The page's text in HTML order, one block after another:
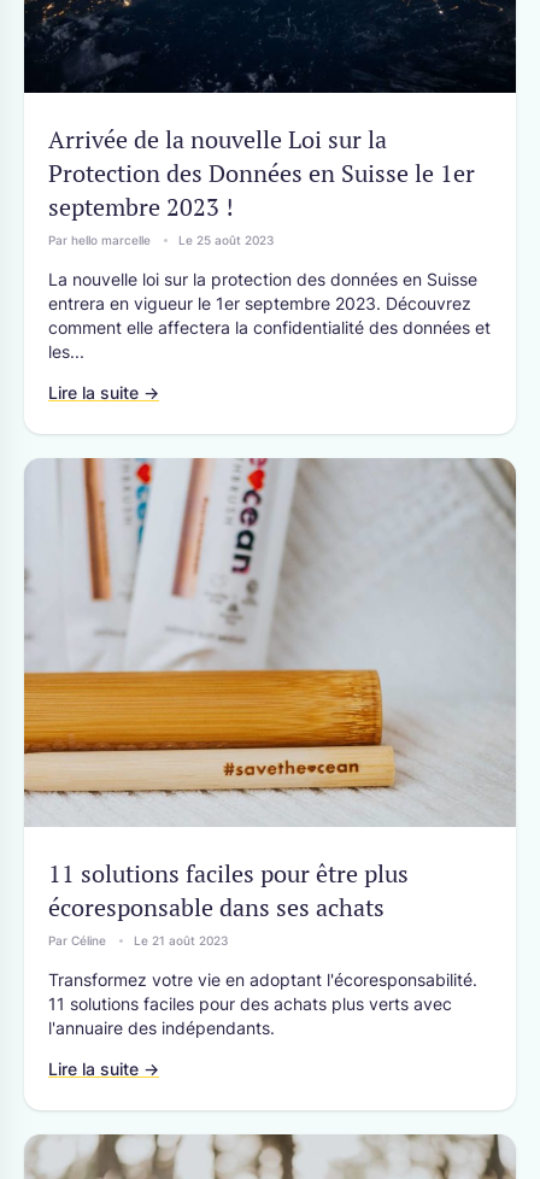
Arrivée de la nouvelle Loi sur la
Protection des Données en Suisse le 1er
septembre 2023 !
Par hello marcelle Le 25 août 2023
La nouvelle loi sur la protection des données en Suisse
entrera en vigueur le 1er septembre 2023. Découvrez
comment elle affectera la confidentialité des données et
les...
Lire la suite →
11 solutions faciles pour être plus
écoresponsable dans ses achats
Par Céline Le 21 août 2023
Transformez votre vie en adoptant l'écoresponsabilité.
11 solutions faciles pour des achats plus verts avec
l'annuaire des indépendants.
Lire la suite →